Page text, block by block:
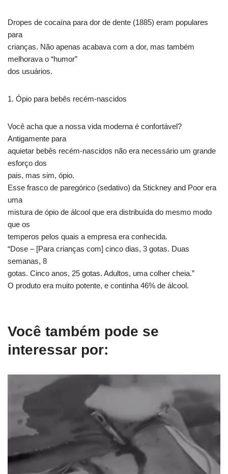
Dropes de cocaína para dor de dente (1885) eram populares
para
crianças. Não apenas acabava com a dor, mas também
melhorava o “humor”
dos usuários.
1. Ópio para bebês recém-nascidos
Você acha que a nossa vida moderna é confortável?
Antigamente para
aquietar bebês recém-nascidos não era necessário um grande
esforço dos
pais, mas sim, ópio.
Esse frasco de paregórico (sedativo) da Stickney and Poor era
uma
mistura de ópio de álcool que era distribuída do mesmo modo
que os
temperos pelos quais a empresa era conhecida.
“Dose – [Para crianças com] cinco dias, 3 gotas. Duas
semanas, 8
gotas. Cinco anos, 25 gotas. Adultos, uma colher cheia.”
O produto era muito potente, e continha 46% de álcool.
Você também pode se
interessar por: